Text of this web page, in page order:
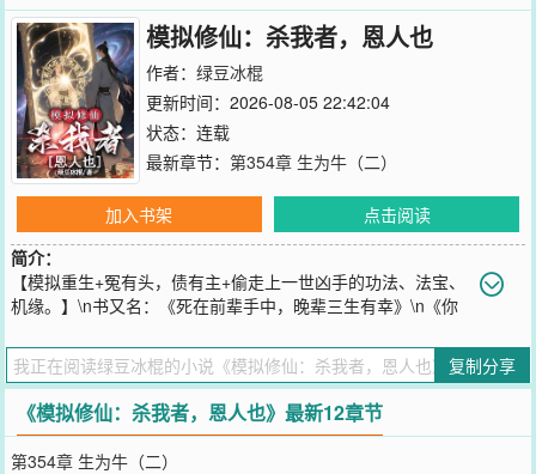
模拟修仙：杀我者，恩人也
作者： 绿豆冰棍
更新时间：2026-08-05 22:42:04
状态：连载
最新章节： 第354章 生为牛（二）
加入书架
点击阅读
简介：
【模拟重生+冤有头，债有主+偷走上一世凶手的功法、法宝、
机缘。】\n书又名：《死在前辈手中，晚辈三生有幸》\n《你
是长生不死，另一个是重活一世。”\n王易问：“有没有什么办法，能让
两个贪念一起满足？”\n仙人说：“有的，有的。”\n仙人让他照照镜
子，里面什么都有。
您要是觉得《模拟修仙：杀我者，恩人也》还不错的话请不要忘记向
您QQ群和微博微信里的朋友推荐哦！
复制分享
《模拟修仙：杀我者，恩人也》最新12章节
第354章 生为牛（二）